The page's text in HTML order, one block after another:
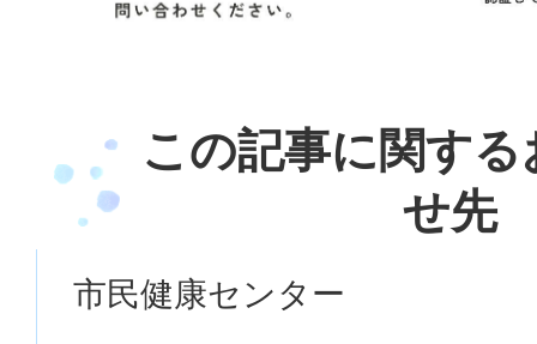
この記事に関す
せ先
市民健康センター